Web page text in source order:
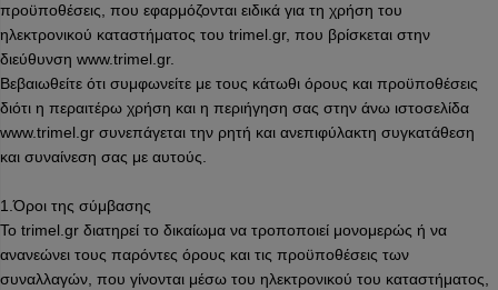
προϋποθέσεις, που εφαρμόζονται ειδικά για τη χρήση του
ηλεκτρονικού καταστήματος του trimel.gr, που βρίσκεται στην
διεύθυνση www.trimel.gr.
Βεβαιωθείτε ότι συμφωνείτε με τους κάτωθι όρους και προϋποθέσεις
διότι η περαιτέρω χρήση και η περιήγηση σας στην άνω ιστοσελίδα
www.trimel.gr συνεπάγεται την ρητή και ανεπιφύλακτη συγκατάθεση
και συναίνεση σας με αυτούς.
1.Όροι της σύμβασης
Το trimel.gr διατηρεί το δικαίωμα να τροποποιεί μονομερώς ή να
ανανεώνει τους παρόντες όρους και τις προϋποθέσεις των
συναλλαγών, που γίνονται μέσω του ηλεκτρονικού του καταστήματος,